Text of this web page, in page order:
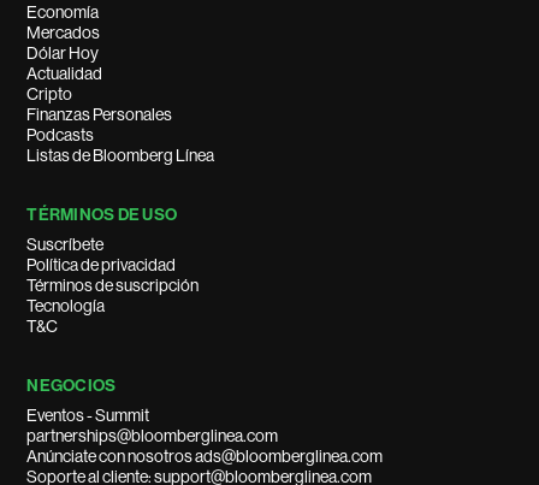
Economía
Mercados
Dólar Hoy
Actualidad
Cripto
Finanzas Personales
Podcasts
Listas de Bloomberg Línea
TÉRMINOS DE USO
Suscríbete
Política de privacidad
Términos de suscripción
Tecnología
T&C
NEGOCIOS
Eventos - Summit
partnerships@bloomberglinea.com
Anúnciate con nosotros ads@bloomberglinea.com
Soporte al cliente: support@bloomberglinea.com